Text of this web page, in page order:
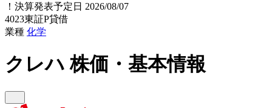
！ 決算発表予定日 2026/08/07
4023東証P貸借
業種 化学
クレハ株価・基本情報